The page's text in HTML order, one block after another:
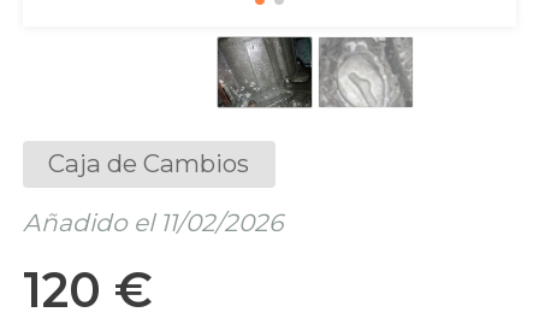
Caja de Cambios
Añadido el 11/02/2026
120 €